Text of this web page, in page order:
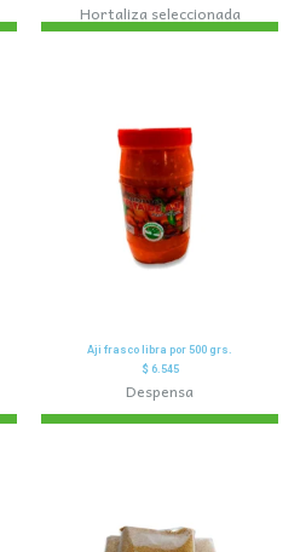
Hortaliza seleccionada
Aji frasco libra por 500 grs.
$6.545
Despensa